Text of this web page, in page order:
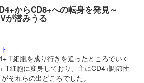
からCD8+への転身を発見～
が潜みうる
T細胞を成り行きを追ったところでいく
T細胞に変身しており、主にCD4+調節性
それらの出どころでした。